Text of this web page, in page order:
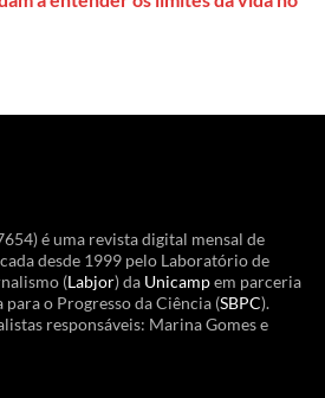
é uma revista digital mensal de
desde 1999 pelo Laboratório de
(Labjor) da Unicampem parceria
o Progresso da Ciência (SBPC).
responsáveis: Marina Gomes e